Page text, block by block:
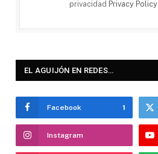
privacidad Privacy Policy
EL AGUIJÓN EN REDES…
Facebook 1
Instagram